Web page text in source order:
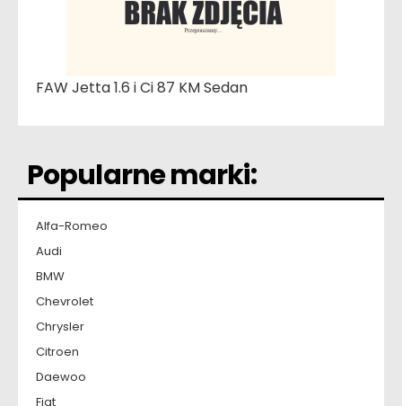
FAW Jetta 1.6 i Ci 87 KM Sedan
Popularne marki:
Alfa-Romeo
Audi
BMW
Chevrolet
Chrysler
Citroen
Daewoo
Fiat